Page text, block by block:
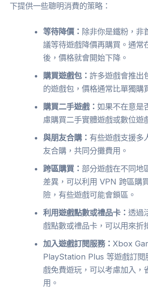
下提供一些聰明消費的策略：
等待降價： 除非你是鐵粉，非
議等待遊戲降價再購買。通常
後，價格就會開始下降。
購買遊戲包：許多遊戲會推出
的遊戲包，價格通常比單獨購
購買二手遊戲：如果不在意是
慮購買二手實體遊戲或數位遊
與朋友合購： 有些遊戲支援多
友合購，共同分攤費用。
跨區購買：部分遊戲在不同地
差異，可以利用 VPN 跨區購
險，有些遊戲可能會鎖區。
利用遊戲點數或禮品卡：透過
戲點數或禮品卡，可以用來折
加入遊戲訂閱服務：Xbox
PlayStation Plus 等遊戲訂閱
戲免費遊玩，可以考慮加入，
用。